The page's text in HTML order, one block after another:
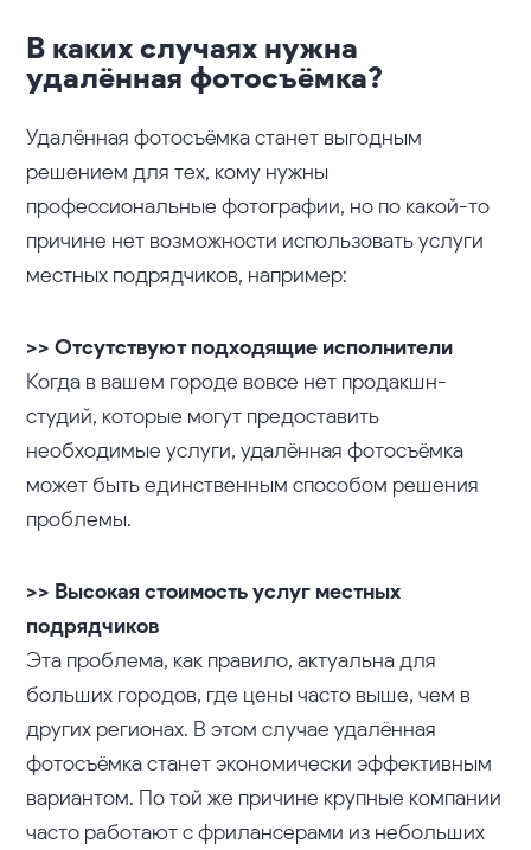
В каких случаях нужна
удалённая фотосъёмка?
Удалённая фотосъёмка станет выгодным
решением для тех, кому нужны
профессиональные фотографии, но по какой-то
причине нет возможности использовать услуги
местных подрядчиков, например:
>> Отсутствуют подходящие исполнители
Когда в вашем городе вовсе нет продакшн-
студий, которые могут предоставить
необходимые услуги, удалённая фотосъёмка
может быть единственным способом решения
проблемы.
>> Высокая стоимость услуг местных
подрядчиков
Эта проблема, как правило, актуальна для
больших городов, где цены часто выше, чем в
других регионах. В этом случае удалённая
фотосъёмка станет экономически эффективным
вариантом. По той же причине крупные компании
часто работают с фрилансерами из небольших